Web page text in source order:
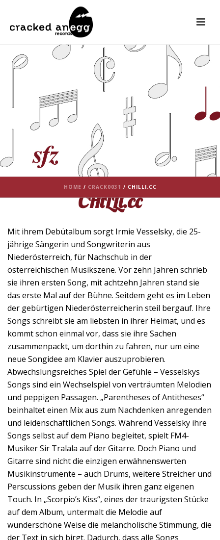
HOME / CRACK0031 / CHILLI.CC
CHiLLi.cc
Mit ihrem Debütalbum sorgt Irmie Vesselsky, die 25-
jährige Sängerin und Songwriterin aus
Niederösterreich, für Nachschub in der
österreichischen Musikszene. Vor zehn Jahren schrieb
sie ihren ersten Song, mit achtzehn Jahren stand sie
das erste Mal auf der Bühne. Seitdem geht es im Leben
der gebürtigen Niederösterreicherin steil bergauf. Ihre
Songs schreibt sie am liebsten in ihrer Heimat, und es
kommt schon einmal vor, dass sie ihre Sachen
zusammenpackt, um dorthin zu fahren, nur um eine
neue Songidee am Klavier auszuprobieren.
Abwechslungsreiches Spiel der Gefühle – Vesselskys
Songs sind ein Wechselspiel von verträumten Melodien
und peppigen Passagen. „Parentheses of Antitheses“
beinhaltet einen Mix aus zum Nachdenken anregenden
und leidenschaftlichen Songs. Während Vesselsky ihre
Songs selbst auf dem Piano begleitet, spielt FM4-
Musiker Sir Tralala auf der Gitarre. Doch Piano und
Gitarre sind nicht die einzigen erwähnenswerten
Musikinstrumente – auch Drums, weitere Streicher und
Perscussions geben der Musik ihren ganz eigenen
Touch. In „Scorpio’s Kiss“, eines der traurigsten Stücke
auf dem Album, untermalt die Melodie auf
wunderschöne Weise die melancholische Stimmung, die
der Text in sich birgt. Dadurch, dass alle Songs